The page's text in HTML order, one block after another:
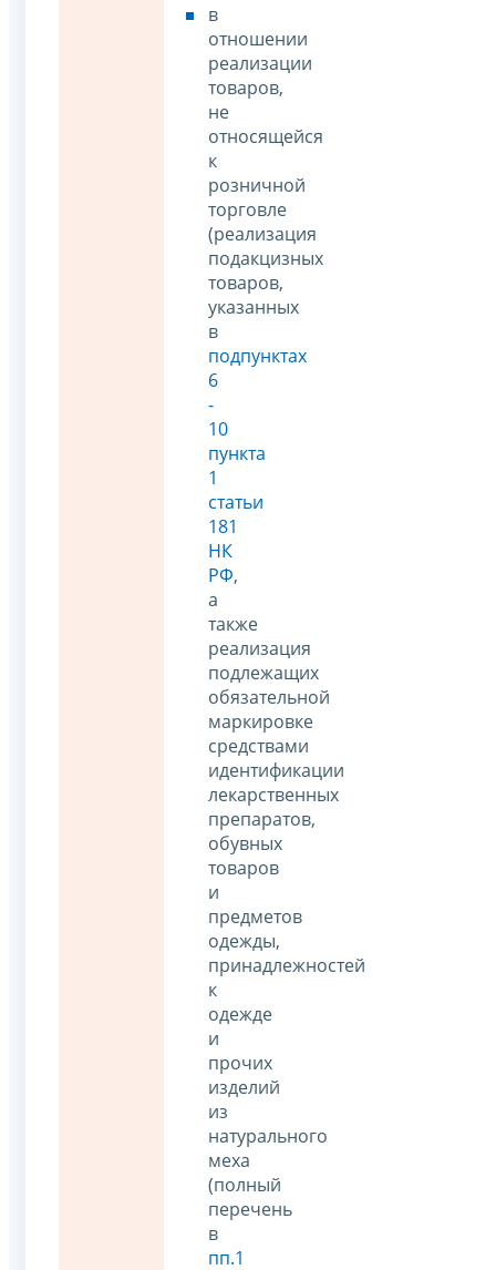
в
отношении
реализации
товаров,
не
относящейся
к
розничной
торговле
(реализация
подакцизных
товаров,
указанных
в
подпунктах
6
-
10
пункта
1
статьи
181
НК
РФ,
а
также
реализация
подлежащих
обязательной
маркировке
средствами
идентификации
лекарственных
препаратов,
обувных
товаров
и
предметов
одежды,
принадлежностей
к
одежде
и
прочих
изделий
из
натурального
меха
(полный
перечень
в
пп.1